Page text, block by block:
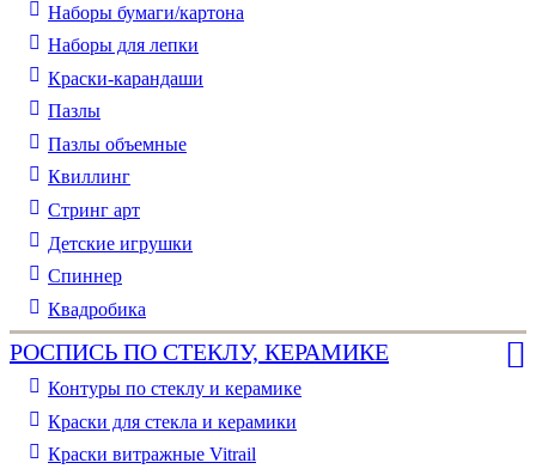
Наборы бумаги/картона
Наборы для лепки
Краски-карандаши
Пазлы
Пазлы объемные
Квиллинг
Стринг арт
Детские игрушки
Спиннер
Квадробика
РОСПИСЬ ПО СТЕКЛУ, КЕРАМИКЕ
Контуры по стеклу и керамике
Краски для стекла и керамики
Краски витражные Vitrail